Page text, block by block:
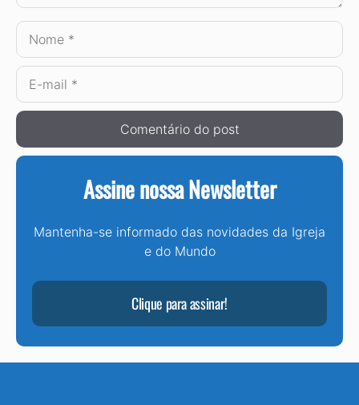
Nome
E-
mail
Assine nossa Newsletter
Mantenha-se informado das novidades da Igreja
e do Mundo
Clique para assinar!